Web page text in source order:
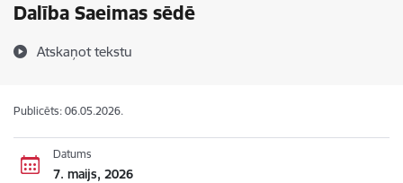
Dalība Saeimas sēdē
Atskaņot tekstu
Publicēts: 06.05.2026.
Datums
7. maijs, 2026